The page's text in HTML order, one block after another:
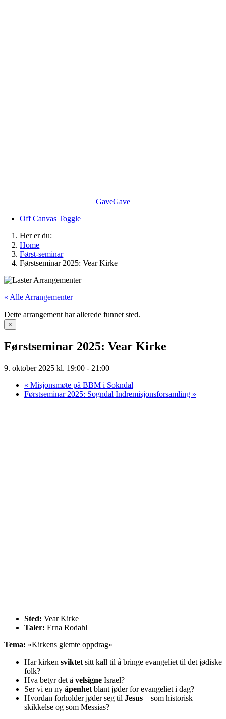
GaveGave
Off Canvas Toggle
Her er du:
Home
Først-seminar
Førstseminar 2025: Vear Kirke
« Alle Arrangementer
Dette arrangement har allerede funnet sted.
×
Førstseminar 2025: Vear Kirke
9. oktober 2025 kl. 19:00 - 21:00
« Misjonsmøte på BBM i Sokndal
Førstseminar 2025: Sogndal Indremisjonsforsamling »
Sted: Vear Kirke
Taler: Erna Rodahl
Tema: «Kirkens glemte oppdrag»
Har kirken sviktet sitt kall til å bringe evangeliet til det jødiske
folk?
Hva betyr det å velsigne Israel?
Ser vi en ny åpenhet blant jøder for evangeliet i dag?
Hvordan forholder jøder seg til Jesus – som historisk
skikkelse og som Messias?